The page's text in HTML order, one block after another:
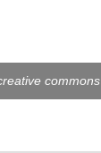
commons